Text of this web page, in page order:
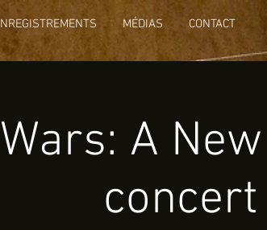
MÉDIAS CONTACT
A
concert